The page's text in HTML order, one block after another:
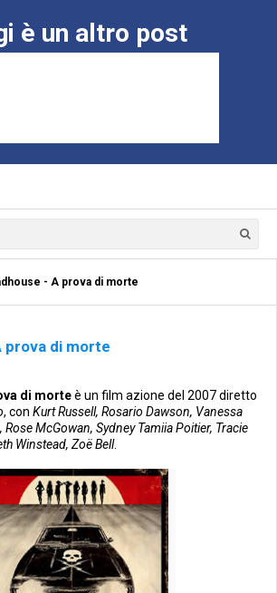
è un altro post
- A prova di morte
prova di morte
di morteè un film azione del 2007 diretto
, con Kurt Russell, Rosario Dawson, Vanessa
McGowan, Sydney Tamiia Poitier, Tracie
Winstead, Zoë Bell.